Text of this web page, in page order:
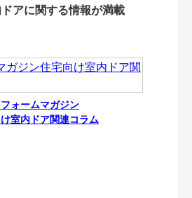
アに関する情報が満載
フォームマガジン
室内ドア関連コラム